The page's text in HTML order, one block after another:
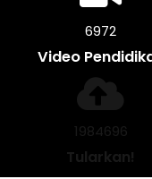
7716
Video
2196488
Tularkan!